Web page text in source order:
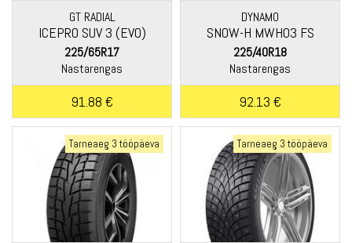
GT RADIAL
ICEPRO SUV 3 (EVO)
225/65R17
Nastarengas
91.88 €
DYNAMO
SNOW-H MWH03 FS
225/40R18
Nastarengas
92.13 €
Tarneaeg 3 tööpäeva Tarneaeg 3 tööpäeva